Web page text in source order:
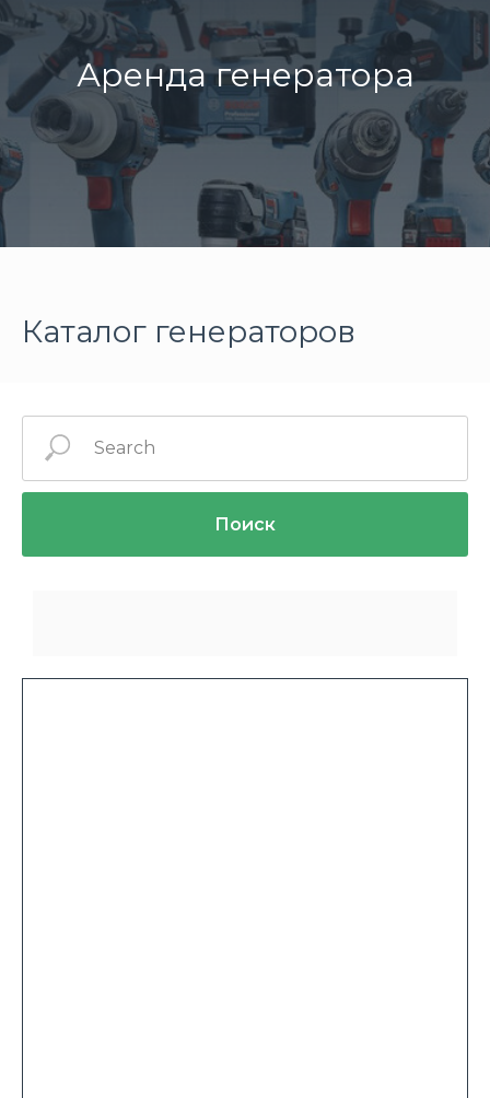
Аренда генератора
Каталог генераторов
Поиск